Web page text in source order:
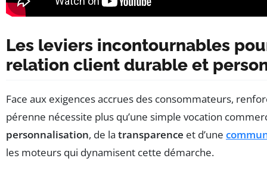
Les leviers incontournables
relation client durable et
Face aux exigences accrues des consommateurs,
pérenne nécessite plus qu’une simple vocation
personnalisation, de la transparence et d’une
les moteurs qui dynamisent cette démarche.